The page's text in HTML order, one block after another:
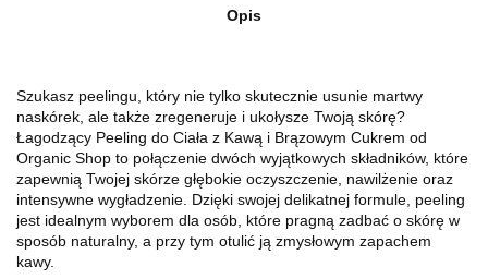
Opis
Szukasz peelingu, który nie tylko skutecznie usunie martwy
naskórek, ale także zregeneruje i ukołysze Twoją skórę?
Łagodzący Peeling do Ciała z Kawą i Brązowym Cukrem od
Organic Shop to połączenie dwóch wyjątkowych składników, które
zapewnią Twojej skórze głębokie oczyszczenie, nawilżenie oraz
intensywne wygładzenie. Dzięki swojej delikatnej formule, peeling
jest idealnym wyborem dla osób, które pragną zadbać o skórę w
sposób naturalny, a przy tym otulić ją zmysłowym zapachem
kawy.